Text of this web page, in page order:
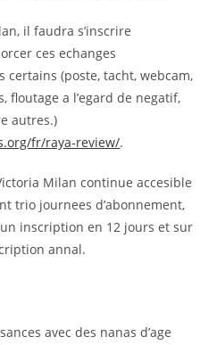
il faudra s’inscrire
ces echanges
certains (poste, tacht, webcam,
floutage a l’egard de negatif,
autres.)
fr/raya-review/.
Milan continue accesible
trio journees d’abonnement,
inscription en 12 jours et sur
annal.
avec des nanas d’age